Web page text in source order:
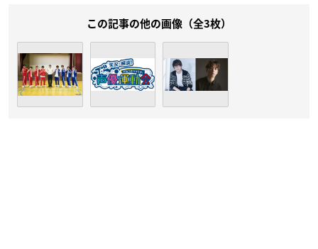
この記事の他の画像（全3枚）